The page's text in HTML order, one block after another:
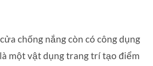
chống nắng còn có công dụng
một vật dụng trang trí tạo điểm